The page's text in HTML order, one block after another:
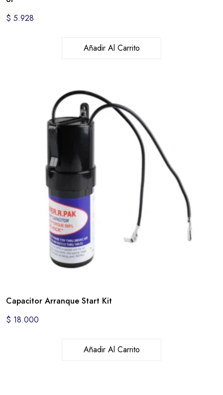
$ 5.928
Añadir Al Carrito
Capacitor Arranque Start Kit
$ 18.000
Añadir Al Carrito